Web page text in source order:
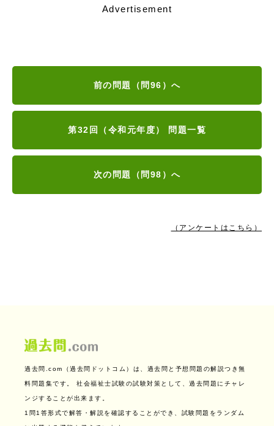
Advertisement
前の問題（問96）へ
第32回（令和元年度） 問題一覧
次の問題（問98）へ
（アンケートはこちら）
過去問.com（過去問ドットコム）は、過去問と予想問題の解説つき無
料問題集です。 社会福祉士試験の試験対策として、過去問題にチャレ
ンジすることが出来ます。
1問1答形式で解答・解説を確認することができ、試験問題をランダム